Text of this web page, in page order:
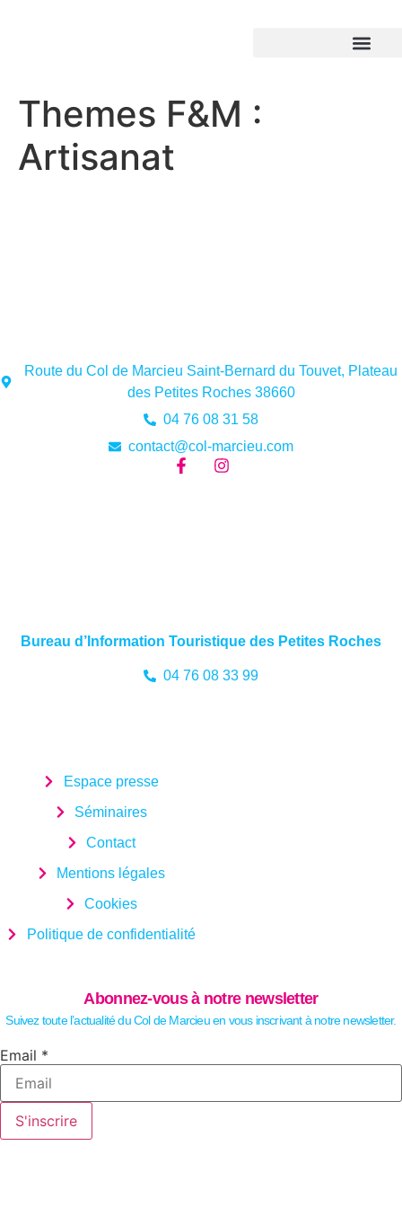
Themes F&M :
Artisanat
Route du Col de Marcieu Saint-Bernard du Touvet, Plateau
des Petites Roches 38660
04 76 08 31 58
contact@col-marcieu.com
Bureau d’Information Touristique des Petites Roches
04 76 08 33 99
Espace presse
Séminaires
Contact
Mentions légales
Cookies
Politique de confidentialité
Abonnez-vous à notre newsletter
Suivez toute l’actualité du Col de Marcieu en vous inscrivant à notre newsletter.
Email
Email *
S'inscrire